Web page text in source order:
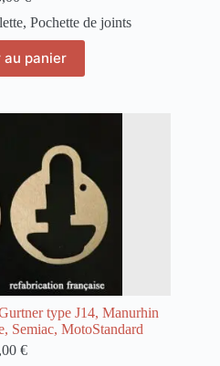
, Pochette de joints
panier
type J14, Manurhin
Semiac, MotoStandard
€